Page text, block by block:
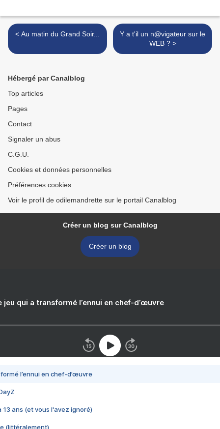
< Au matin du Grand Soir...
Y a t'il un n@vigateur sur le
WEB ? >
Hébergé par Canalblog
Top articles
Pages
Contact
Signaler un abus
C.G.U.
Cookies et données personnelles
Préférences cookies
Voir le profil de odilemandrette sur le portail Canalblog
Créer un blog sur Canalblog
Créer un blog
jeu qui a transformé l’ennui en chef-d’œuvre
l’ennui en chef-d’œuvre
13 ans (et vous l'avez ignoré)
(littéralement)